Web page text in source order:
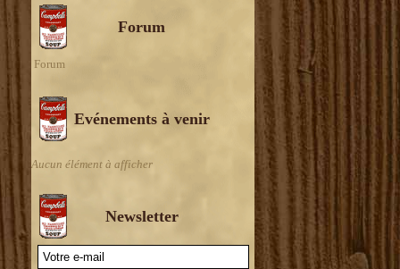
Forum
Forum
Evénements à venir
Aucun élément à afficher
Newsletter